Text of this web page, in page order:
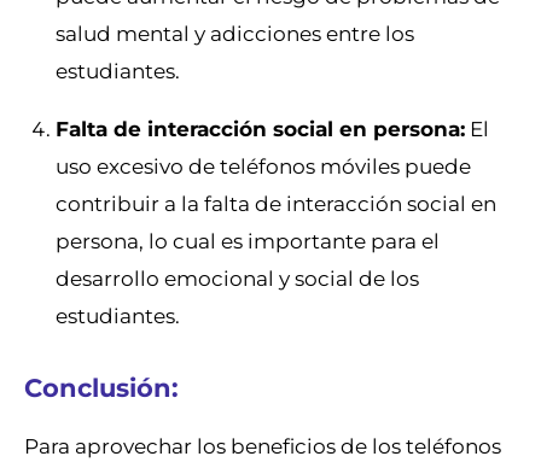
salud mental y adicciones entre los
estudiantes.
Falta de interacción social en persona: El
uso excesivo de teléfonos móviles puede
contribuir a la falta de interacción social en
persona, lo cual es importante para el
desarrollo emocional y social de los
estudiantes.
Conclusión:
Para aprovechar los beneficios de los teléfonos